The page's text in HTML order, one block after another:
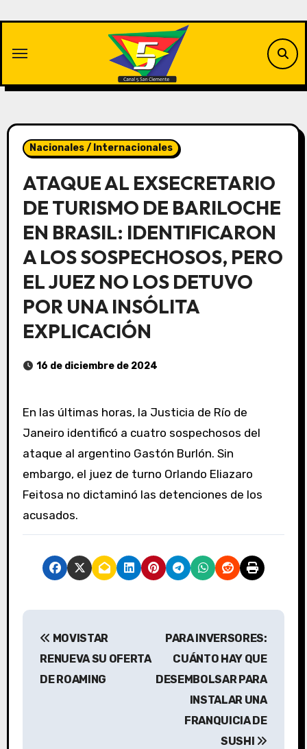
contenido
Nacionales / Internacionales
ATAQUE AL EXSECRETARIO
DE TURISMO DE BARILOCHE
EN BRASIL: IDENTIFICARON
A LOS SOSPECHOSOS, PERO
EL JUEZ NO LOS DETUVO
POR UNA INSÓLITA
EXPLICACIÓN
16 de diciembre de 2024
En las últimas horas, la Justicia de Río de
Janeiro identificó a cuatro sospechosos del
ataque al argentino Gastón Burlón. Sin
embargo, el juez de turno Orlando Eliazaro
Feitosa no dictaminó las detenciones de los
acusados.
N
MOVISTAR
RENUEVA SU OFERTA
DE ROAMING
PARA INVERSORES:
CUÁNTO HAY QUE
DESEMBOLSAR PARA
INSTALAR UNA
FRANQUICIA DE
SUSHI